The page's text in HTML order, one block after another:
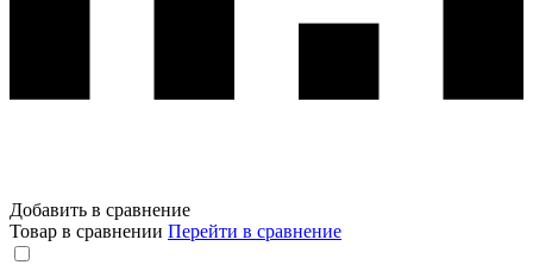
Добавить в сравнение
Товар в сравнении Перейти в сравнение